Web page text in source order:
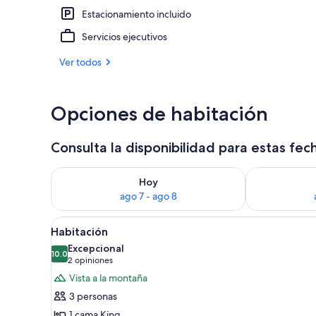
Estacionamiento incluido
Servicios ejecutivos
Ver todos
Opciones de habitación
Consulta la disponibilidad para estas
Hoy
ago 7 - ago 8
Consulta la disponibilidad para hoy ago 7 - ago 8
Consulta la
Abrir
todas
las
fotos
de
Habitación
Un dormitorio con una cama
7
Habitación
10.010.0 de 10
Excepcional
2 opiniones
(2
opiniones)
Vista a la montaña
3 personas